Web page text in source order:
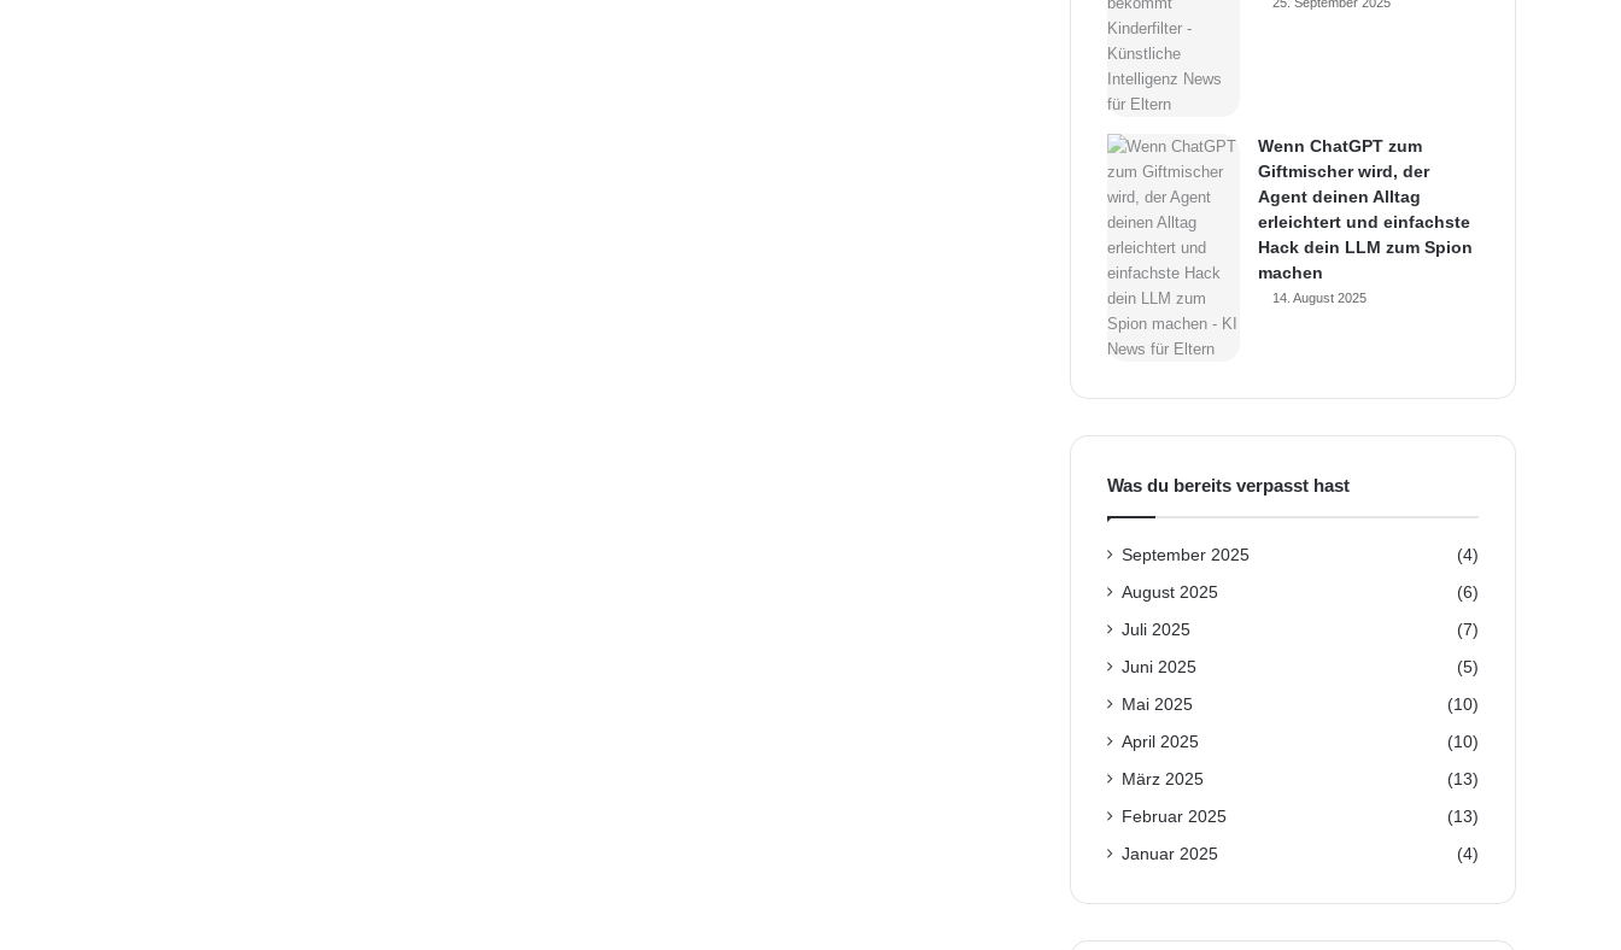
Wenn ChatGPT zum
Giftmischer wird, der
Agent deinen Alltag
erleichtert und einfachste
Hack dein LLM zum Spion
machen
14. August 2025
Was du bereits verpasst hast
September 2025 (4)
August 2025 (6)
Juli 2025 (7)
Juni 2025 (5)
Mai 2025 (10)
April 2025 (10)
März 2025 (13)
Februar 2025 (13)
Januar 2025 (4)